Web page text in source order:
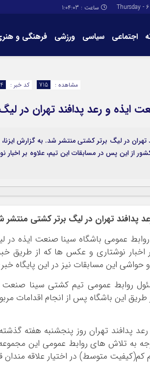
ساعت : 1:04:04
اجتماعی سیاسی ورزشی فرهنگی و
کد خبر : مشاهده : 715
ایذه و رعد پدافند تهران در
در لیگ برتر کشتی منتشر شد. به گزارش ایزنا،
از این پس در مسابقات این تیم، علاوه بر
پدافند تهران در لیگ برتر کشتی منتشر
روابط عمومی باشگاه سینا صنعت ایذه
اخبار نوشتاری و عکس ها که از طریق
این مسابقات نیز در این پایگاه
روابط عمومی تیم کشتی سینا صنعت
این باشگاه پس از انجام اقدامات
به تلاش های روابط عمومی این
متوسط) در اختیار علاقه مندان